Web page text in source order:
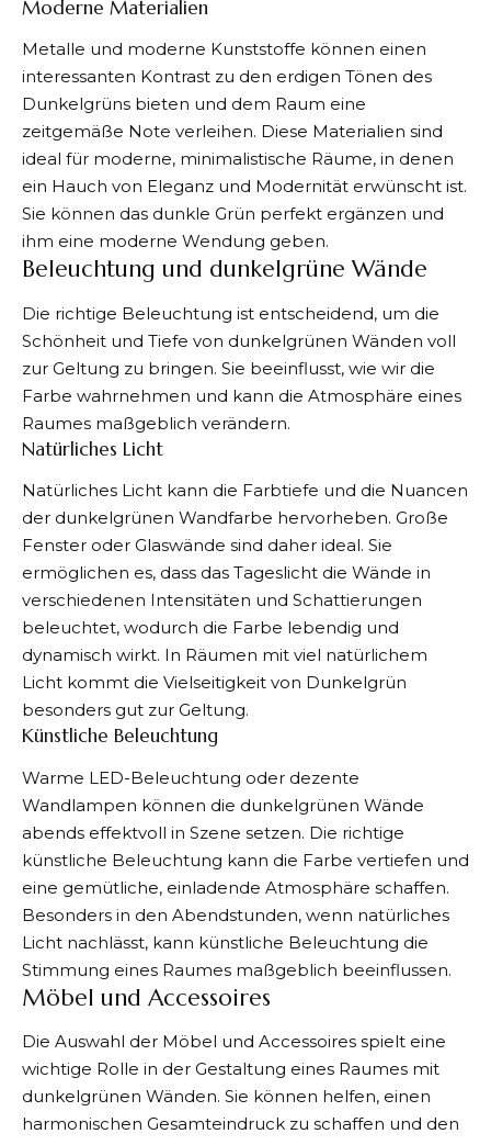
Moderne Materialien
Metalle und moderne Kunststoffe können einen
interessanten Kontrast zu den erdigen Tönen des
Dunkelgrüns bieten und dem Raum eine
zeitgemäße Note verleihen. Diese Materialien sind
ideal für moderne, minimalistische Räume, in denen
ein Hauch von Eleganz und Modernität erwünscht ist.
Sie können das dunkle Grün perfekt ergänzen und
ihm eine moderne Wendung geben.
Beleuchtung und dunkelgrüne Wände
Die richtige Beleuchtung ist entscheidend, um die
Schönheit und Tiefe von dunkelgrünen Wänden voll
zur Geltung zu bringen. Sie beeinflusst, wie wir die
Farbe wahrnehmen und kann die Atmosphäre eines
Raumes maßgeblich verändern.
Natürliches Licht
Natürliches Licht kann die Farbtiefe und die Nuancen
der dunkelgrünen Wandfarbe hervorheben. Große
Fenster oder Glaswände sind daher ideal. Sie
ermöglichen es, dass das Tageslicht die Wände in
verschiedenen Intensitäten und Schattierungen
beleuchtet, wodurch die Farbe lebendig und
dynamisch wirkt. In Räumen mit viel natürlichem
Licht kommt die Vielseitigkeit von Dunkelgrün
besonders gut zur Geltung.
Künstliche Beleuchtung
Warme LED-Beleuchtung oder dezente
Wandlampen können die dunkelgrünen Wände
abends effektvoll in Szene setzen. Die richtige
künstliche Beleuchtung kann die Farbe vertiefen und
eine gemütliche, einladende Atmosphäre schaffen.
Besonders in den Abendstunden, wenn natürliches
Licht nachlässt, kann künstliche Beleuchtung die
Stimmung eines Raumes maßgeblich beeinflussen.
Möbel und Accessoires
Die Auswahl der Möbel und Accessoires spielt eine
wichtige Rolle in der Gestaltung eines Raumes mit
dunkelgrünen Wänden. Sie können helfen, einen
harmonischen Gesamteindruck zu schaffen und den